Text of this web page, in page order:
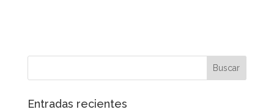
Entradas recientes